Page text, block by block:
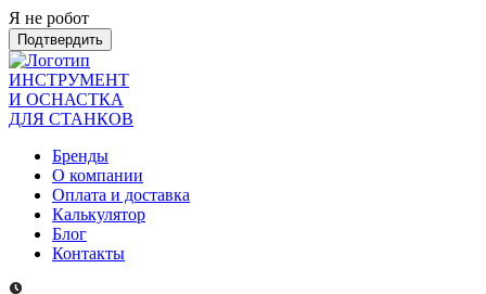
Я не робот
Подтвердить
ИНСТРУМЕНТ
И ОСНАСТКА
ДЛЯ СТАНКОВ
Бренды
О компании
Оплата и доставка
Калькулятор
Блог
Контакты